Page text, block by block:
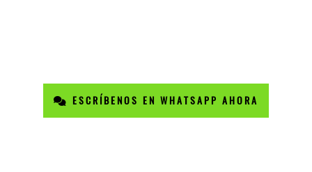
ESCRÍBENOS EN WHATSAPP AHORA